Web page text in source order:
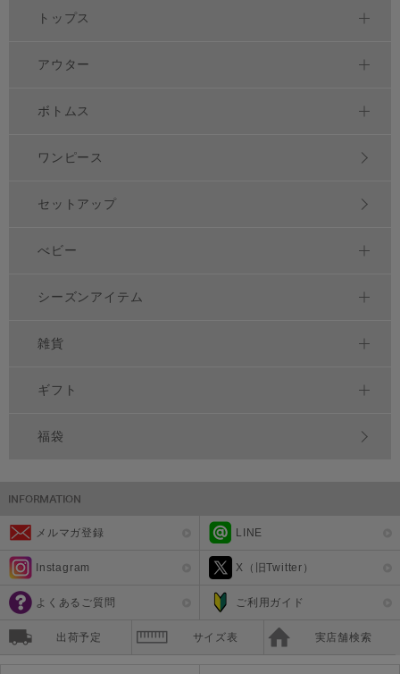
トップス
アウター
ボトムス
ワンピース
セットアップ
べビー
シーズンアイテム
雑貨
ギフト
福袋
メルマガ登録 LINE
Instagram X（旧Twitter）
よくあるご質問 ご利用ガイド
出荷予定 サイズ表 実店舗検索